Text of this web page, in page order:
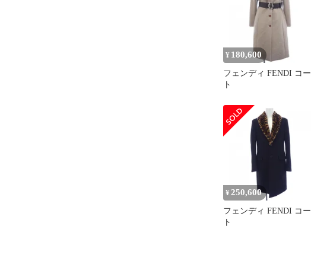
¥ 180,600
フェンディ FENDI コー
ト
¥ 250,600
フェンディ FENDI コー
ト